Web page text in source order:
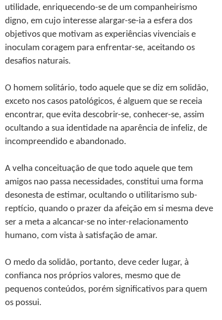
utilidade, enriquecendo-se de um companheirismo
digno, em cujo interesse alargar-se-ia a esfera dos
objetivos que motivam as experiências vivenciais e
inoculam coragem para enfrentar-se, aceitando os
desafios naturais.
O homem solitário, todo aquele que se diz em solidão,
exceto nos casos patológicos, é alguem que se receia
encontrar, que evita descobrir-se, conhecer-se, assim
ocultando a sua identidade na aparência de infeliz, de
incompreendido e abandonado.
A velha conceituação de que todo aquele que tem
amigos nao passa necessidades, constitui uma forma
desonesta de estimar, ocultando o utilitarismo sub-
reptício, quando o prazer da afeição em si mesma deve
ser a meta a alcancar-se no inter-relacionamento
humano, com vista à satisfação de amar.
O medo da solidão, portanto, deve ceder lugar, à
confianca nos próprios valores, mesmo que de
pequenos conteúdos, porém significativos para quem
os possui.